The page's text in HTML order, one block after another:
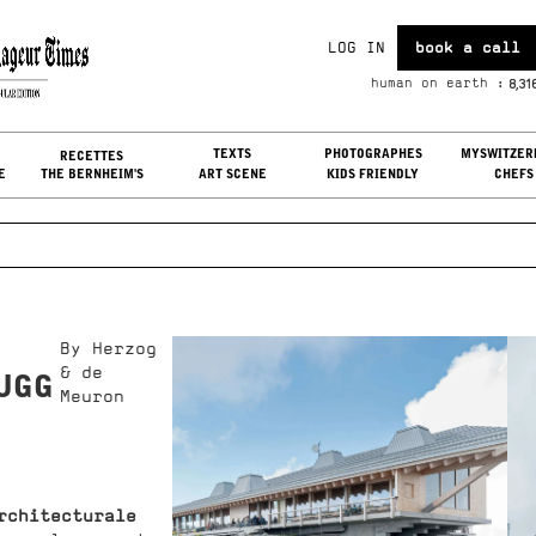
LOG IN book a call
human on earth :
RECETTES TEXTS PHOTOGRAPHES
THE BERNHEIM'S ART SCENE KIDS FRIENDLY CHEFS
Aug 09, 2026
IN
By Herzog
& de
Meuron